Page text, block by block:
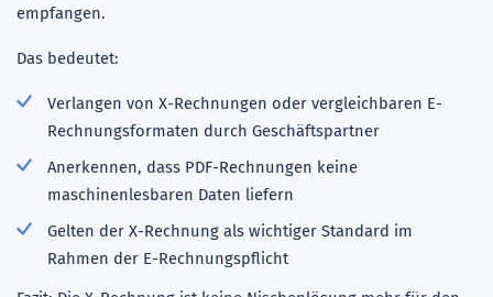
empfangen.
Das bedeutet:
Verlangen von X-Rechnungen oder vergleichbaren E-
Rechnungsformaten durch Geschäftspartner
Anerkennen, dass PDF-Rechnungen keine
maschinenlesbaren Daten liefern
Gelten der X-Rechnung als wichtiger Standard im
Rahmen der E-Rechnungspflicht